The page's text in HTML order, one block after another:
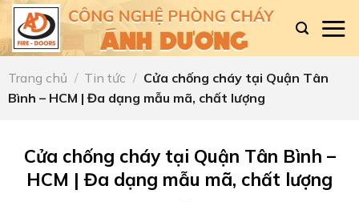
Skip
content
Trang chủ / Tin tức / Cửa chống cháy tại Quận Tân
Bình – HCM | Đa dạng mẫu mã, chất lượng
Cửa chống cháy tại Quận Tân Bình –
HCM | Đa dạng mẫu mã, chất lượng